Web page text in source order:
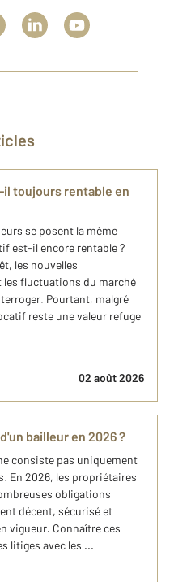
toujours rentable en
se posent la même
est-il encore rentable ?
les nouvelles
les fluctuations du marché
Pourtant, malgré
reste une valeur refuge
02 août 2026
bailleur en 2026 ?
consiste pas uniquement
En 2026, les propriétaires
obligations
décent, sécurisé et
vigueur. Connaître ces
litiges avec les ...